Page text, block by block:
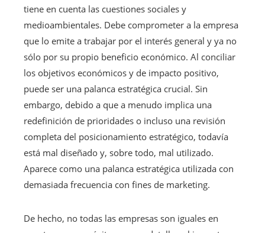
tiene en cuenta las cuestiones sociales y
medioambientales. Debe comprometer a la empresa
que lo emite a trabajar por el interés general y ya no
sólo por su propio beneficio económico. Al conciliar
los objetivos económicos y de impacto positivo,
puede ser una palanca estratégica crucial. Sin
embargo, debido a que a menudo implica una
redefinición de prioridades o incluso una revisión
completa del posicionamiento estratégico, todavía
está mal diseñado y, sobre todo, mal utilizado.
Aparece como una palanca estratégica utilizada con
demasiada frecuencia con fines de marketing.
De hecho, no todas las empresas son iguales en